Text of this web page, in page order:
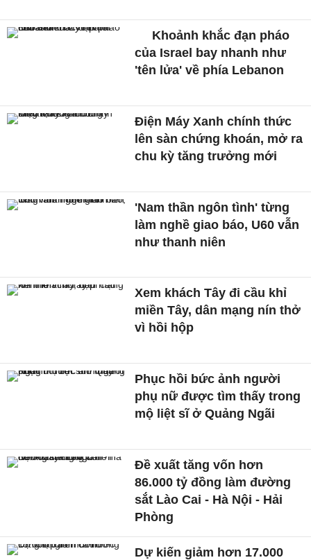
Khoảnh khắc đạn pháo
của Israel bay nhanh như
'tên lửa' về phía Lebanon
Điện Máy Xanh chính thức
lên sàn chứng khoán, mở ra
chu kỳ tăng trưởng mới
'Nam thần ngôn tình' từng
làm nghề giao báo, U60 vẫn
như thanh niên
Xem khách Tây đi cầu khỉ
miền Tây, dân mạng nín thở
vì hồi hộp
Phục hồi bức ảnh người
phụ nữ được tìm thấy trong
mộ liệt sĩ ở Quảng Ngãi
Đề xuất tăng vốn hơn
86.000 tỷ đồng làm đường
sắt Lào Cai - Hà Nội - Hải
Phòng
Dự kiến giảm hơn 17.000